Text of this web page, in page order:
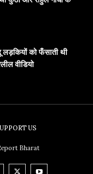
लड़कियों को फँसाती थी
वीडियो
US
Bharat